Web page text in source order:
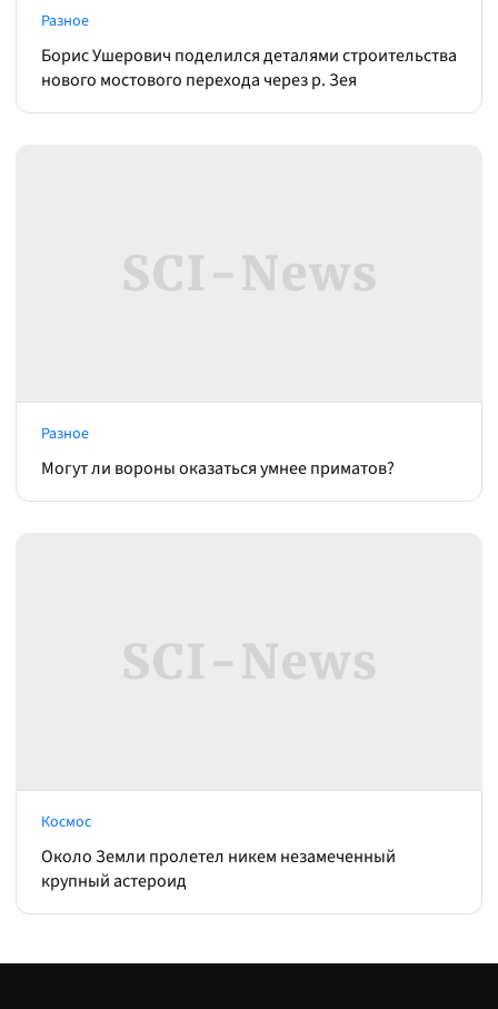
Разное
Борис Ушерович поделился деталями строительства
нового мостового перехода через р. Зея
Разное
Могут ли вороны оказаться умнее приматов?
Космос
Около Земли пролетел никем незамеченный
крупный астероид